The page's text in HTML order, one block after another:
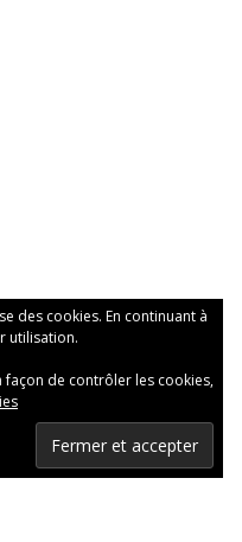
des cookies. En continuant à
utilisation.
de contrôler les cookies,